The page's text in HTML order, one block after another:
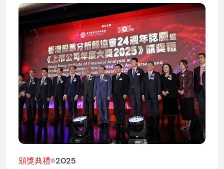
頒獎典禮 2025